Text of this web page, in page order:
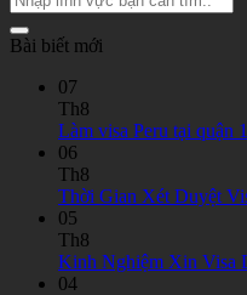
Bài biết mới
07
Th8
Làm visa Peru tại quận
06
Th8
Thời Gian Xét Duyệt
05
Th8
Kinh Nghiệm Xin Visa
04